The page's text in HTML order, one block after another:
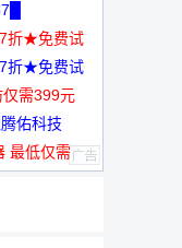
7折★免费试
7折★免费试
仅需399元
佑科技
最低仅需